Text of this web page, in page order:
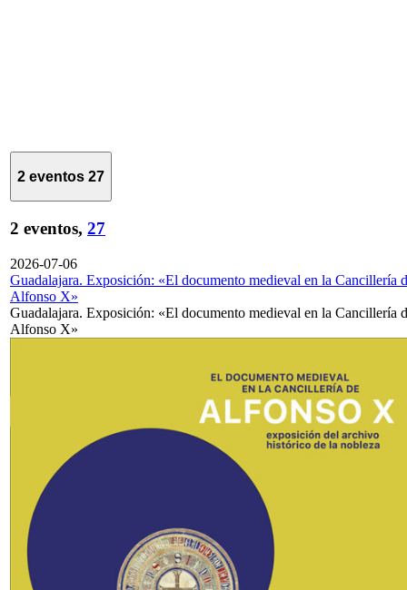
2 eventos 27
2 eventos, 27
2026-07-06
Guadalajara. Exposición: «El documento medieval en la Cancillería
Alfonso X»
Guadalajara. Exposición: «El documento medieval en la Cancillería
Alfonso X»